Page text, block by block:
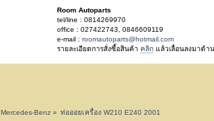
Room Autoparts
tel/line : 0814269970
office : 027422743, 0846609119
e-mail : roomautoparts@hotmail.com
รายละเอียดการสั่งซื้อสินค้า คลิกแล้วเลื่อนลงมาด้า
Mercedes-Benz» ท่อออยเครื่อง W210 E240 2001